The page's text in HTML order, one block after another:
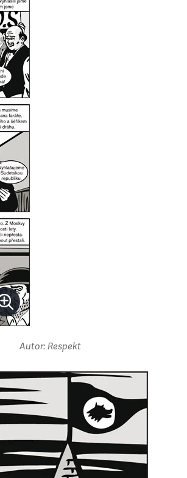
Autor: Respekt